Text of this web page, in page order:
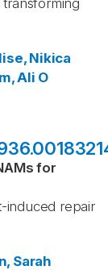
Nikica
Ali O
for
induced repair
Sarah